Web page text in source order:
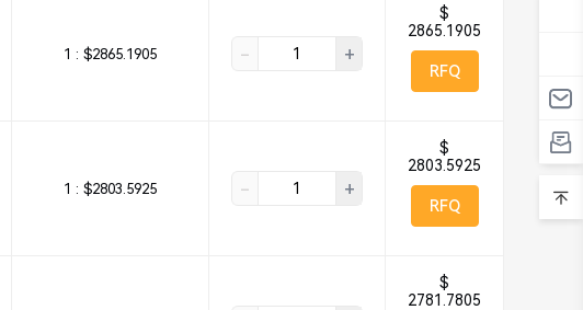
1 : $2865.1905 - +
$
2865.1905
RFQ
1 : $2803.5925 - +
$
2803.5925
RFQ
$
2781.7805